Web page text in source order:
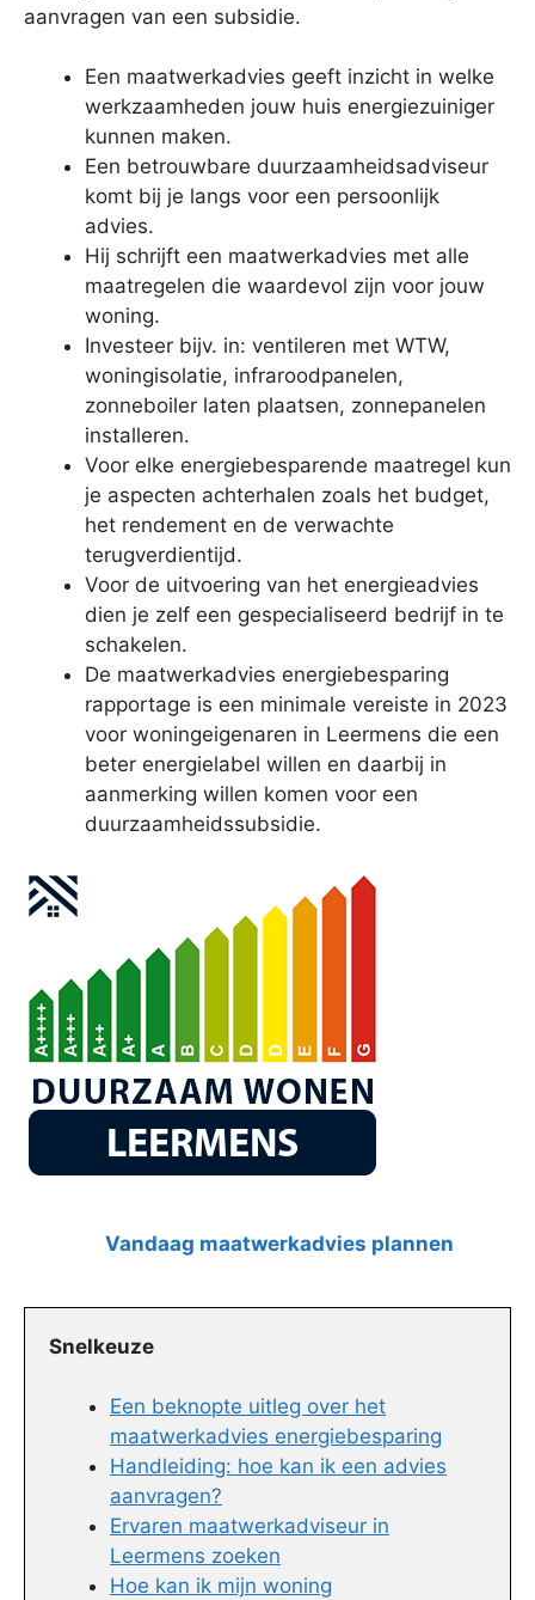
aanvragen van een subsidie.
Een maatwerkadvies geeft inzicht in welke
werkzaamheden jouw huis energiezuiniger
kunnen maken.
Een betrouwbare duurzaamheidsadviseur
komt bij je langs voor een persoonlijk
advies.
Hij schrijft een maatwerkadvies met alle
maatregelen die waardevol zijn voor jouw
woning.
Investeer bijv. in: ventileren met WTW,
woningisolatie, infraroodpanelen,
zonneboiler laten plaatsen, zonnepanelen
installeren.
Voor elke energiebesparende maatregel kun
je aspecten achterhalen zoals het budget,
het rendement en de verwachte
terugverdientijd.
Voor de uitvoering van het energieadvies
dien je zelf een gespecialiseerd bedrijf in te
schakelen.
De maatwerkadvies energiebesparing
rapportage is een minimale vereiste in 2023
voor woningeigenaren in Leermens die een
beter energielabel willen en daarbij in
aanmerking willen komen voor een
duurzaamheidssubsidie.
Vandaag maatwerkadvies plannen
Snelkeuze
Een beknopte uitleg over het
maatwerkadvies energiebesparing
Handleiding: hoe kan ik een advies
aanvragen?
Ervaren maatwerkadviseur in
Leermens zoeken
Hoe kan ik mijn woning